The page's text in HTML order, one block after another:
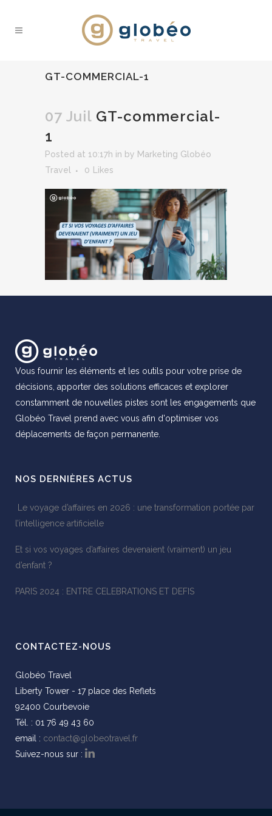
GT-COMMERCIAL-1
07 Juil GT-commercial-
1
Posted at 10:17h in by Marketing Globéo
Travel
0 Likes
Vous fournir les éléments et les outils pour votre prise de
décisions, apporter des solutions efficaces et explorer
constamment de nouvelles pistes sont les engagements que
Globéo Travel prend avec vous afin d'optimiser vos
déplacements de façon permanente.
NOS DERNIÈRES ACTUS
Le voyage d’affaires en 2026 : une transformation portée par
l’intelligence artificielle
Et si vos voyages d’affaires devenaient (vraiment) un jeu
d’enfant ?
PARIS 2024 : ENTRE CELEBRATIONS ET DEFIS
CONTACTEZ-NOUS
Globéo Travel
Liberty Tower - 17 place des Reflets
92400 Courbevoie
Tél. : 01 76 49 43 60
email : contact@globeotravel.fr
Suivez-nous sur :